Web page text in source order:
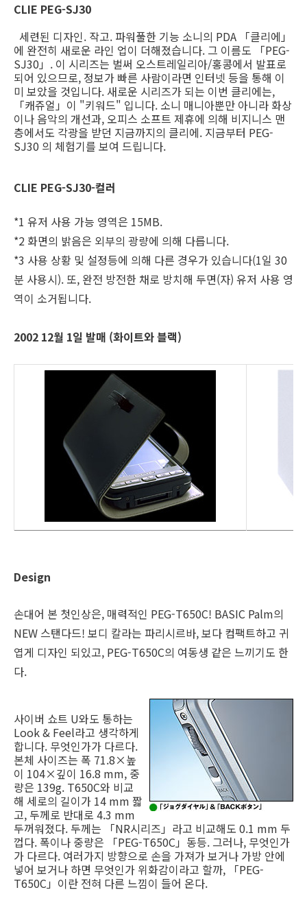
CLIE PEG-SJ30
세련된 디자인. 작고. 파워풀한 기능 소니의 PDA 「클리에」
에 완전히 새로운 라인 업이 더해졌습니다. 그 이름도 「PEG-
SJ30」. 이 시리즈는 벌써 오스트레일리아/홍콩에서 발표로
되어 있으므로, 정보가 빠른 사람이라면 인터넷 등을 통해 이
미 보았을 것입니다. 새로운 시리즈가 되는 이번 클리에는,
「캐쥬얼」이 "키워드" 입니다. 소니 매니아뿐만 아니라 화상
이나 음악의 개선과, 오피스 소프트 제휴에 의해 비지니스 맨
층에서도 각광을 받던 지금까지의 클리에. 지금부터 PEG-
SJ30 의 체험기를 보여 드립니다.
CLIE PEG-SJ30-컬러
*1 유저 사용 가능 영역은 15MB.
*2 화면의 밝음은 외부의 광량에 의해 다릅니다.
*3 사용 상황 및 설정등에 의해 다른 경우가 있습니다(1일 30
분 사용시). 또, 완전 방전한 채로 방치해 두면(자) 유저 사용 영
역이 소거됩니다.
2002 12월 1일 발매 (화이트와 블랙)
Design
손대어 본 첫인상은, 매력적인 PEG-T650C! BASIC Palm의
NEW 스탠다드! 보디 칼라는 파리시르바, 보다 컴팩트하고 귀
엽게 디자인 되있고, PEG-T650C의 여동생 같은 느끼기도 한
다.
사이버 쇼트 U와도 통하는
Look & Feel라고 생각하게
합니다. 무엇인가가 다르다.
본체 사이즈는 폭 71.8×높
이 104×깊이 16.8 mm, 중
량은 139g. T650C와 비교
해 세로의 길이가 14 mm 짧
고, 두께로 반대로 4.3 mm
두꺼워졌다. 두께는 「NR시리즈」라고 비교해도 0.1 mm 두
껍다. 폭이나 중량은 「PEG-T650C」동등. 그러나, 무엇인가
가 다르다. 여러가지 방향으로 손을 가져가 보거나 가방 안에
넣어 보거나 하면 무엇인가 위화감이라고 할까, 「PEG-
T650C」이란 전혀 다른 느낌이 들어 온다.